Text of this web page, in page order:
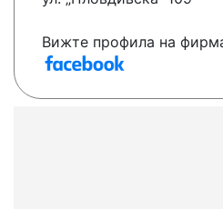
Вижте профила на